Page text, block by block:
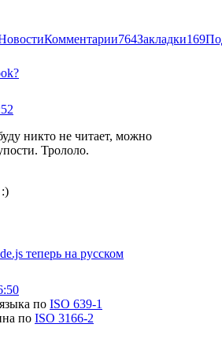
Комментарии764Закладки169
никто не читает, можно
Трололо.
теперь на русском
по ISO 639-1
по ISO 3166-2